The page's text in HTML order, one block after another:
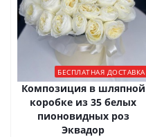
БЕСПЛАТНАЯ ДОСТАВКА
Композиция в шляпной
коробке из 35 белых
пионовидных роз
Эквадор